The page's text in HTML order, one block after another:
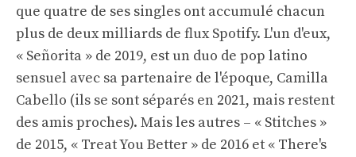
que quatre de ses singles ont accumulé chacun
plus de deux milliards de flux Spotify. L'un d'eux,
« Señorita » de 2019, est un duo de pop latino
sensuel avec sa partenaire de l'époque, Camilla
Cabello (ils se sont séparés en 2021, mais restent
des amis proches). Mais les autres – « Stitches »
de 2015, « Treat You Better » de 2016 et « There's